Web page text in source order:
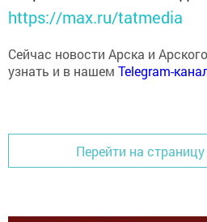
https://max.ru/tatmedia
Сейчас новости Арска и
узнать и в нашемTelegram-
Перейти на